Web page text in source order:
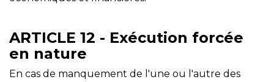
ARTICLE 12 - Exécution forcée
en nature
En cas de manquement de l'une ou l'autre des